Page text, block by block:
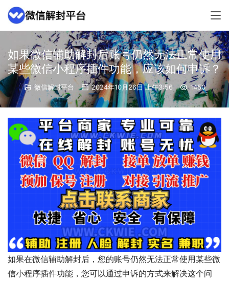
如果微信辅助解封后账号仍然无法正常使用
某些微信小程序插件功能，应该如何申诉？
微信解封平台 2024年10月26日 上午3:56 1450
如果在微信辅助解封后，您的账号仍然无法正常使用某些微
信小程序插件功能，您可以通过申诉的方式来解决这个问